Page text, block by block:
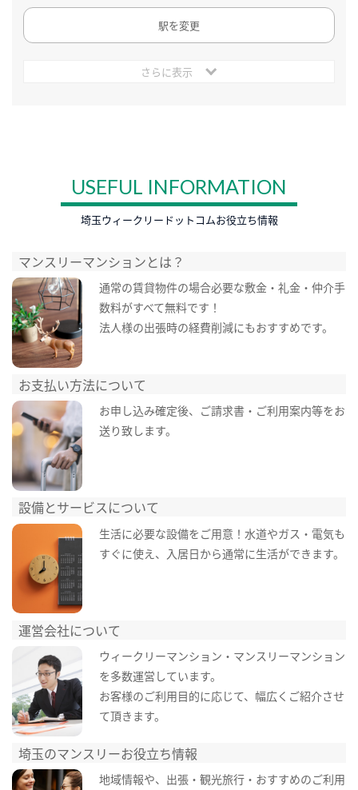
駅を変更
さらに表示
USEFUL INFORMATION
埼玉ウィークリードットコムお役立ち情報
マンスリーマンションとは？
通常の賃貸物件の場合必要な敷金・礼金・仲介手
数料がすべて無料です！
法人様の出張時の経費削減にもおすすめです。
お支払い方法について
お申し込み確定後、ご請求書・ご利用案内等をお
送り致します。
設備とサービスについて
生活に必要な設備をご用意！水道やガス・電気も
すぐに使え、入居日から通常に生活ができます。
運営会社について
ウィークリーマンション・マンスリーマンション
を多数運営しています。
お客様のご利用目的に応じて、幅広くご紹介させ
て頂きます。
埼玉のマンスリーお役立ち情報
地域情報や、出張・観光旅行・おすすめのご利用